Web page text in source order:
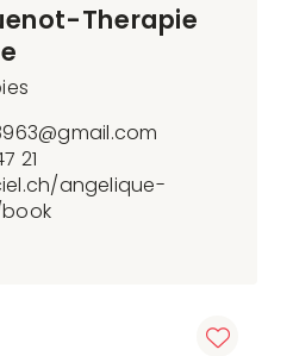
Therapie
21
angelique-